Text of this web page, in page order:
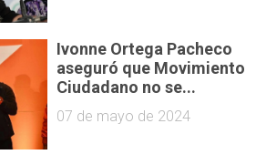
Ivonne Ortega Pacheco
aseguró que Movimiento
Ciudadano no se...
07 de mayo de 2024